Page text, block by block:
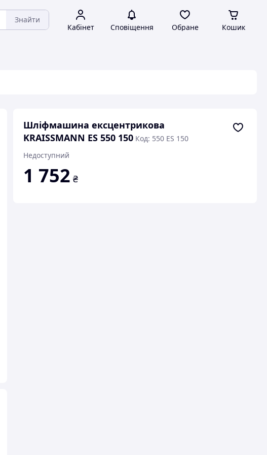
Знайти
Кабінет Сповіщення Обране Кошик
Шліфмашина ексцентрикова
KRAISSMANN ES 550 150 Код: 550 ES 150
Недоступний
1 752 ₴